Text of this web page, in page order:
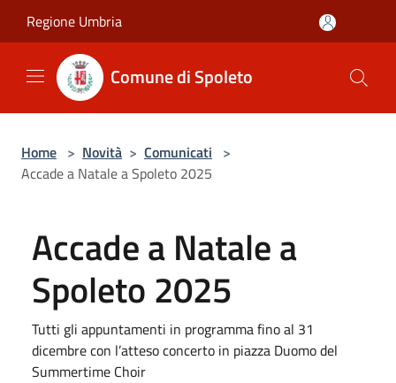
Regione Umbria
Comune di Spoleto
Home > Novità > Comunicati >
Accade a Natale a Spoleto 2025
Accade a Natale a
Spoleto 2025
Tutti gli appuntamenti in programma fino al 31
dicembre con l’atteso concerto in piazza Duomo del
Summertime Choir